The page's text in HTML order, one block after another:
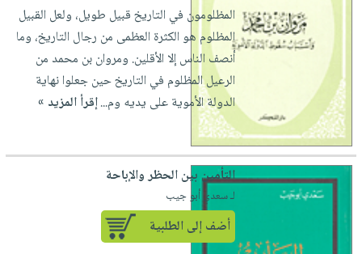
المظلومون في التاريخ قبيل طويل، ولعل القبيل
المظلوم هو الكثرة العظمى من رجال التاريخ، وما
أنصف الناس إلا الأقلين. ومروان بن محمد من
الرعيل المظلوم في التاريخ حين جعلوا نهاية
الدولة الأموية على يديه وم...إقرأ المزيد »
التأمين بين الحظر والإباحة
لـ سعدي أبو جيب
أضف إلى الطلبية